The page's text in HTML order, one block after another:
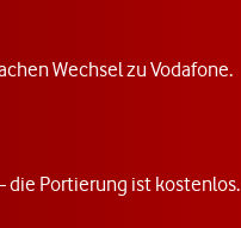
Wechsel zu Vodafone.
die Portierung ist kostenlos.